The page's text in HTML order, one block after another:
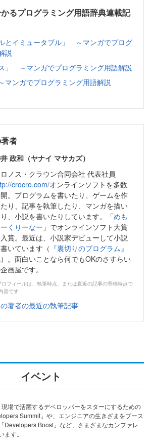
るプログラミング用語辞典連載記
とイミュータブル」 ～マンガでプログ
説
」 ～マンガでプログラミング用語解説
マンガでプログラミング用語解説
者
政和（ヤナイ マサカズ）
ノス・クラウン合同会社 代表社員
crocro.com/オンラインソフトを多数
。プログラムを書いたり、ゲームを作
り、記事を執筆したり、マンガを描い
、小説を書いたりしています。「めも
ーくりーなー 」でオンラインソフト大賞
賞。最近は、小説家デビューして小説
いています（ 『裏切りのプログラム』
）。面白いことなら何でもOKのさすらい
画屋です。
ロフィールは、執筆時点、または直近の記事の寄稿時点で
容です
著者の最近の執筆記事
イベント
場で活躍するデベロッパーをスターにするための
Summit」や、エンジニアの生きざまをブース
Developers Boost」など、さまざまなカンファレ
す。